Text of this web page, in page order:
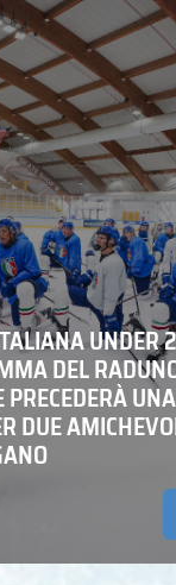
UNDER
DEL
PRECEDERÀ
DUE